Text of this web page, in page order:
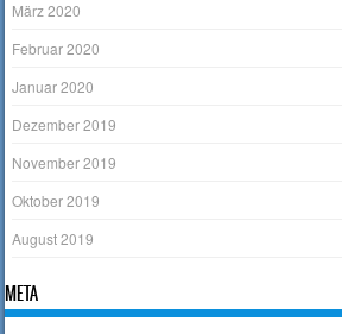
März 2020
Februar 2020
Januar 2020
Dezember 2019
November 2019
Oktober 2019
August 2019
META